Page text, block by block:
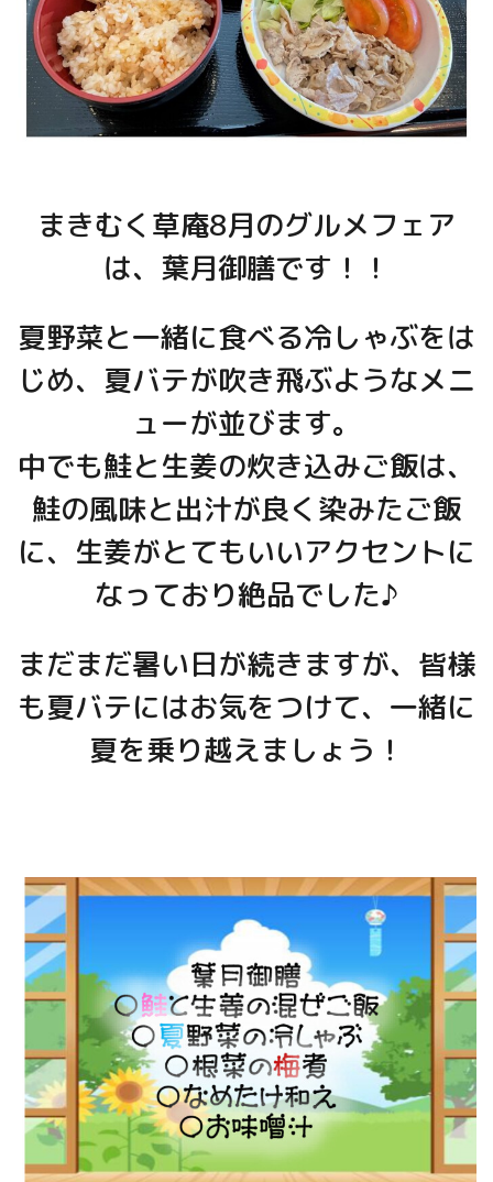
まきむく草庵8月のグルメフェア
は、葉月御膳です！！
夏野菜と一緒に食べる冷しゃぶをは
じめ、夏バテが吹き飛ぶようなメニ
ューが並びます。
中でも鮭と生姜の炊き込みご飯は、
鮭の風味と出汁が良く染みたご飯
に、 生姜がとてもいいアクセントに
なっており絶品でした♪
まだまだ暑い日が続きますが、皆様
も夏バテにはお気をつけて、一緒に
夏を乗り越えましょう！